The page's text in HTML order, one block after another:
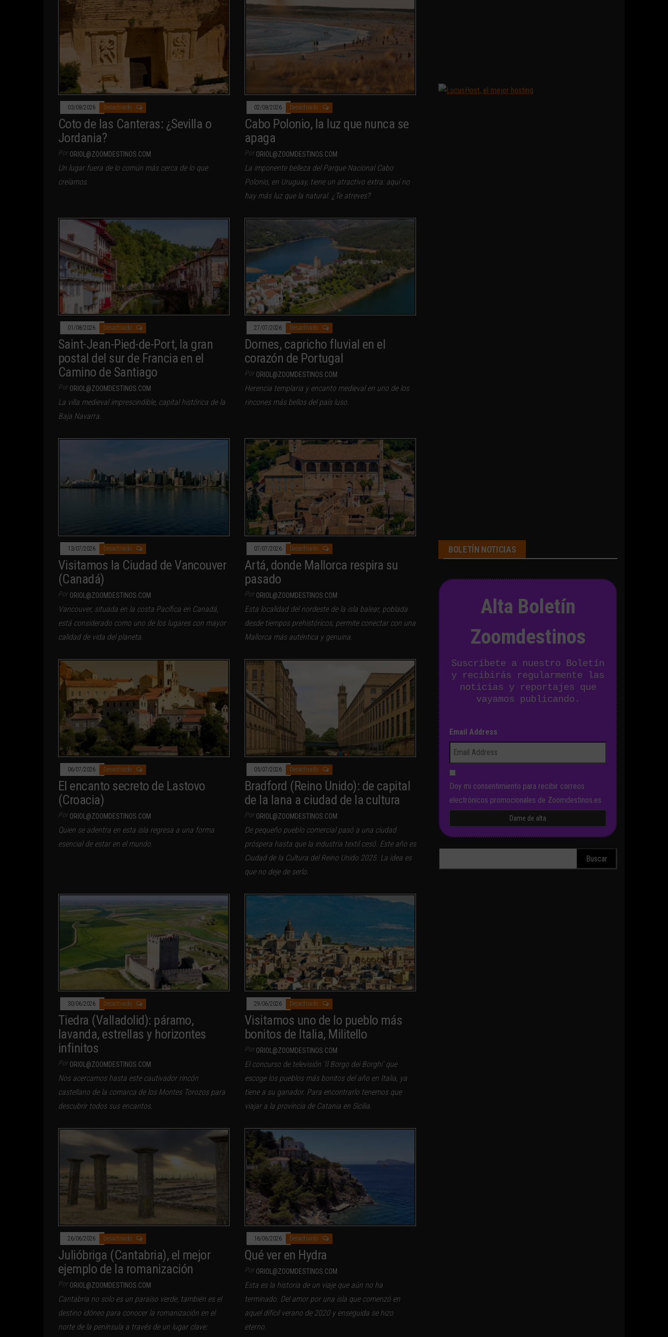
03/08/2026 Desactivado
Coto de las Canteras: ¿Sevilla o
Jordania?
Por ORIOL@ZOOMDESTINOS.COM
Un lugar fuera de lo común más cerca de lo que
creíamos.
02/08/2026 Desactivado
Cabo Polonio, la luz que nunca se
apaga
Por ORIOL@ZOOMDESTINOS.COM
La imponente belleza del Parque Nacional Cabo
Polonio, en Uruguay, tiene un atractivo extra: aquí no
hay más luz que la natural. ¿Te atreves?
01/08/2026 Desactivado
Saint-Jean-Pied-de-Port, la gran
postal del sur de Francia en el
Camino de Santiago
Por ORIOL@ZOOMDESTINOS.COM
La villa medieval imprescindible, capital histórica de la
Baja Navarra.
27/07/2026 Desactivado
Dornes, capricho fluvial en el
corazón de Portugal
Por ORIOL@ZOOMDESTINOS.COM
Herencia templaria y encanto medieval en uno de los
rincones más bellos del país luso.
13/07/2026 Desactivado
Visitamos la Ciudad de Vancouver
(Canadá)
Por ORIOL@ZOOMDESTINOS.COM
Vancouver, situada en la costa Pacífica en Canadá,
está considerado como uno de los lugares con mayor
calidad de vida del planeta.
07/07/2026 Desactivado
Artá, donde Mallorca respira su
pasado
Por ORIOL@ZOOMDESTINOS.COM
Esta localidad del nordeste de la isla balear, poblada
desde tiempos prehistóricos, permite conectar con una
Mallorca más auténtica y genuina.
06/07/2026 Desactivado
El encanto secreto de Lastovo
(Croacia)
Por ORIOL@ZOOMDESTINOS.COM
Quien se adentra en esta isla regresa a una forma
esencial de estar en el mundo.
05/07/2026 Desactivado
Bradford (Reino Unido): de capital
de la lana a ciudad de la cultura
Por ORIOL@ZOOMDESTINOS.COM
De pequeño pueblo comercial pasó a una ciudad
próspera hasta que la industria textil cesó. Este año es
Ciudad de la Cultura del Reino Unido 2025. La idea es
que no deje de serlo.
30/06/2026 Desactivado
Tiedra (Valladolid): páramo,
lavanda, estrellas y horizontes
infinitos
Por ORIOL@ZOOMDESTINOS.COM
Nos acercamos hasta este cautivador rincón
castellano de la comarca de los Montes Torozos para
descubrir todos sus encantos.
29/06/2026 Desactivado
Visitamos uno de lo pueblo más
bonitos de Italia, Militello
Por ORIOL@ZOOMDESTINOS.COM
El concurso de televisión ‘Il Borgo dei Borghi’ que
escoge los pueblos más bonitos del año en Italia, ya
tiene a su ganador. Para encontrarlo tenemos que
viajar a la provincia de Catania en Sicilia.
26/06/2026 Desactivado
Julióbriga (Cantabria), el mejor
ejemplo de la romanización
Por ORIOL@ZOOMDESTINOS.COM
Cantabria no solo es un paraíso verde, también es el
destino idóneo para conocer la romanización en el
norte de la península a través de un lugar clave:
16/06/2026 Desactivado
Qué ver en Hydra
Por ORIOL@ZOOMDESTINOS.COM
Esta es la historia de un viaje que aún no ha
terminado. Del amor por una isla que comenzó en
aquel difícil verano de 2020 y enseguida se hizo
eterno.
BOLETÍN NOTICIAS
Alta Boletín
Zoomdestinos
Suscríbete a nuestro Boletín
y recibirás regularmente las
noticias y reportajes que
vayamos publicando.
Email Address
Doy mi consentimiento para recibir correos
electrónicos promocionales de Zoomdestinos.es